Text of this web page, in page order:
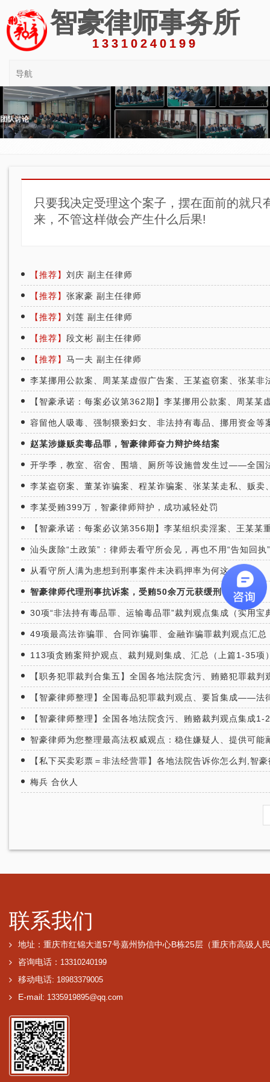
智豪律师事务所
13310240199
导航
团队讨论
全部刑案—律师团队—集体讨论
只要我决定受理这个案子，摆在面前的就
来，不管这样做会产生什么后果!
【推荐】 刘庆 副主任律师
【推荐】 张家豪 副主任律师
【推荐】 刘莲 副主任律师
【推荐】 段文彬 副主任律师
【推荐】 马一夫 副主任律师
李某挪用公款案、周某某虚假广告案、王某盗窃案、张某非
【智豪承诺：每案必议第362期】李某挪用公款案、周某
容留他人吸毒、强制猥亵妇女、非法持有毒品、挪用资金等
赵某涉嫌贩卖毒品罪，智豪律师奋力辩护终结案
开学季，教室、宿舍、围墙、厕所等设施曾发生过——全国
李某盗窃案、董某诈骗案、程某诈骗案、张某某走私、贩卖
李某受贿399万，智豪律师辩护，成功减轻处罚
【智豪承诺：每案必议第356期】李某组织卖淫案、王某
汕头废除“土政策”：律师去看守所会见，再也不用“告知回执
从看守所人满为患想到刑事案件未决羁押率为何这么高？
智豪律师代理刑事抗诉案，受贿50余万元获缓刑
30项“非法持有毒品罪、运输毒品罪”裁判观点集成（实用宝
49项最高法诈骗罪、合同诈骗罪、金融诈骗罪裁判观点汇总
113项贪贿案辩护观点、裁判规则集成、汇总（上篇1-35项
【职务犯罪裁判合集五】全国各地法院贪污、贿赂犯罪裁
【智豪律师整理】全国毒品犯罪裁判观点、要旨集成——法
【智豪律师整理】全国各地法院贪污、贿赂裁判观点集成1-
智豪律师为您整理最高法权威观点：稳住嫌疑人、提供可能
【私下买卖彩票＝非法经营罪】各地法院告诉你怎么判,智
梅兵 合伙人
联系我们
地址：重庆市红锦大道57号嘉州协信中心B栋25层（重庆市高级人
咨询电话： 13310240199
移动电话: 18983379005
E-mail: 1335919895@qq.com